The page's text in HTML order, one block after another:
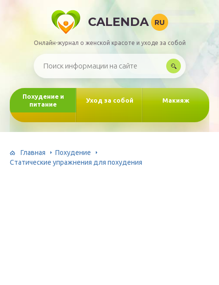
CALENDA RU
Онлайн-журнал о женской красоте и уходе за собой
Похудение и
питание
Уход за собой Макияж
Главная
Похудение
Статические упражнения для похудения